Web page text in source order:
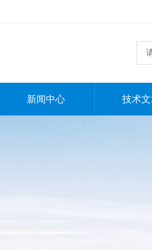
新闻中心 技术